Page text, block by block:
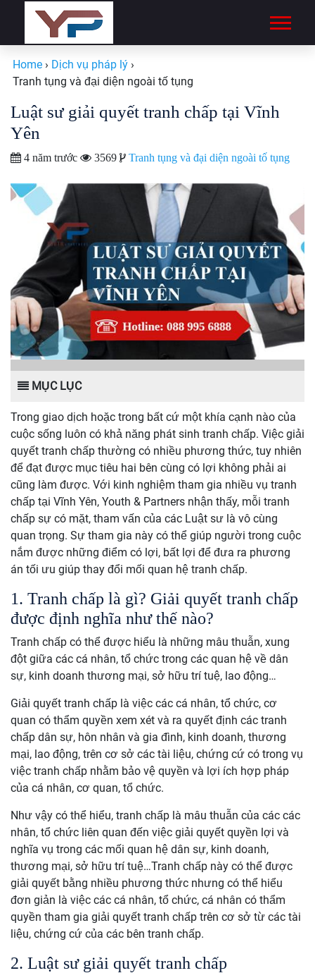
Home › Dịch vụ pháp lý ›
Tranh tụng và đại diện ngoài tố tụng
Luật sư giải quyết tranh chấp tại Vĩnh
Yên
4 năm trước 3569 Tranh tụng và đại diện ngoài tố tụng
MỤC LỤC
Trong giao dịch hoặc trong bất cứ một khía cạnh nào của
cuộc sống luôn có khả năng phát sinh tranh chấp. Việc giải
quyết tranh chấp thường có nhiều phương thức, tuy nhiên
để đạt được mục tiêu hai bên cùng có lợi không phải ai
cũng làm được. Với kinh nghiệm tham gia nhiều vụ tranh
chấp tại Vĩnh Yên, Youth & Partners nhận thấy, mỗi tranh
chấp sự có mặt, tham vấn của các Luật sư là vô cùng
quan trọng. Sự tham gia này có thể giúp người trong cuộc
nắm được những điểm có lợi, bất lợi để đưa ra phương
án tối ưu giúp thay đổi mối quan hệ tranh chấp.
1. Tranh chấp là gì? Giải quyết tranh chấp
được định nghĩa như thế nào?
Tranh chấp có thể được hiểu là những mâu thuẫn, xung
đột giữa các cá nhân, tổ chức trong các quan hệ về dân
sự, kinh doanh thương mại, sở hữu trí tuệ, lao động…
Giải quyết tranh chấp là việc các cá nhân, tổ chức, cơ
quan có thẩm quyền xem xét và ra quyết định các tranh
chấp dân sự, hôn nhân và gia đình, kinh doanh, thương
mại, lao động, trên cơ sở các tài liệu, chứng cứ có trong vụ
việc tranh chấp nhằm bảo vệ quyền và lợi ích hợp pháp
của cá nhân, cơ quan, tổ chức.
Như vậy có thể hiểu, tranh chấp là mâu thuẫn của các các
nhân, tổ chức liên quan đến việc giải quyết quyền lợi và
nghĩa vụ trong các mối quan hệ dân sự, kinh doanh,
thương mại, sở hữu trí tuệ…Tranh chấp này có thể được
giải quyết bằng nhiều phương thức nhưng có thể hiểu
đơn giản là việc các cá nhân, tổ chức, cá nhân có thẩm
quyền tham gia giải quyết tranh chấp trên cơ sở từ các tài
liệu, chứng cứ của các bên tranh chấp.
2. Luật sư giải quyết tranh chấp